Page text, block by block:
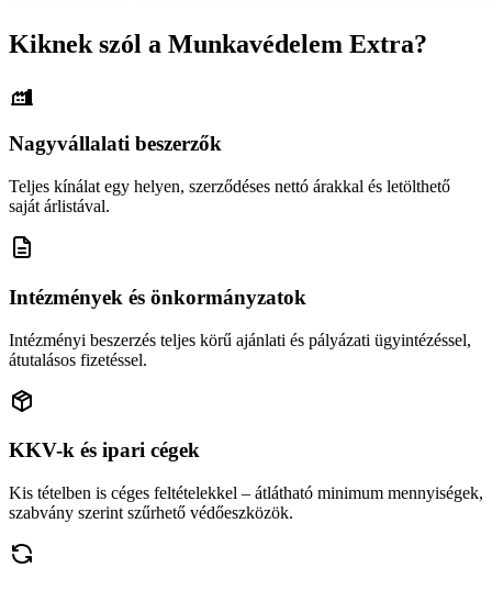
Kiknek szól a Munkavédelem Extra?
Nagyvállalati beszerzők
Teljes kínálat egy helyen, szerződéses nettó árakkal és letölthető
saját árlistával.
Intézmények és önkormányzatok
Intézményi beszerzés teljes körű ajánlati és pályázati ügyintézéssel,
átutalásos fizetéssel.
KKV-k és ipari cégek
Kis tételben is céges feltételekkel – átlátható minimum mennyiségek,
szabvány szerint szűrhető védőeszközök.